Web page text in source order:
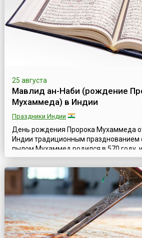
дни рождения отмечаютс...
25 августа
Мавлид ан-Наби (рождение
Мухаммеда) в Индии
Праздники Индии
День рождения Пророка Мухаммеда
Индии традиционным празднованием
пылом.Мухаммед родился в 570 году,
последнего Пророка
его иммиграции из Мекки в Медину в
провозгласил себя вестником Бога и
текст исламской веры, от Всевышнего
возрасте. Несколько лет с...